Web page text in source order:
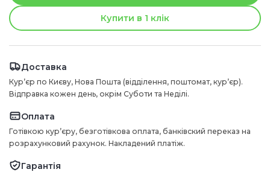
Купити в 1 клік
Доставка
Курʼєр по Києву, Нова Пошта (відділення, поштомат, курʼєр).
Відправка кожен день, окрім Суботи та Неділі.
Оплата
Готівкою курʼєру, безготівкова оплата, банківский переказ на
розрахунковий рахунок. Накладений платіж.
Гарантія